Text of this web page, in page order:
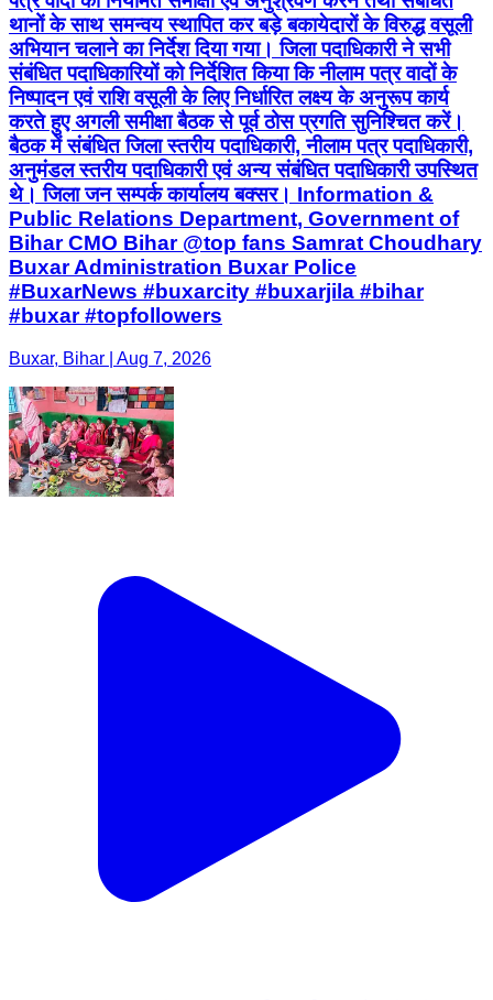
थानों के साथ समन्वय स्थापित कर बड़े बकायेदारों के विरुद्ध वसूली
अभियान चलाने का निर्देश दिया गया। जिला पदाधिकारी ने सभी
संबंधित पदाधिकारियों को निर्देशित किया कि नीलाम पत्र वादों के
निष्पादन एवं राशि वसूली के लिए निर्धारित लक्ष्य के अनुरूप कार्य
करते हुए अगली समीक्षा बैठक से पूर्व ठोस प्रगति सुनिश्चित करें।
बैठक में संबंधित जिला स्तरीय पदाधिकारी, नीलाम पत्र पदाधिकारी,
अनुमंडल स्तरीय पदाधिकारी एवं अन्य संबंधित पदाधिकारी उपस्थित
थे। जिला जन सम्पर्क कार्यालय बक्सर। Information &
Public Relations Department, Government of
Bihar CMO Bihar @top fans Samrat Choudhary
Buxar Administration Buxar Police
#BuxarNews #buxarcity #buxarjila #bihar
#buxar #topfollowers
Buxar, Bihar | Aug 7, 2026